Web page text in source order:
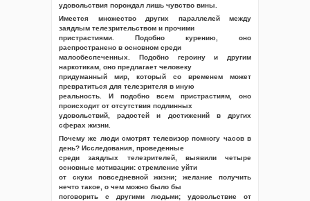
удовольствия порождал лишь чувство вины.
Имеется множество других параллелей между
заядлым телезрительством и прочими
пристрастиями. Подобно курению, оно
распространено в основном среди
малообеспеченных. Подобно героину и другим
наркотикам, оно предлагает человеку
придуманный мир, который со временем может
превратиться для телезрителя в иную
реальность. И подобно всем пристрастиям, оно
происходит от отсутствия подлинных
удовольствий, радостей и достижений в других
сферах жизни.
Почему же люди смотрят телевизор помногу часов в
день? Исследования, проведенные
среди заядлых телезрителей, выявили четыре
основные мотивации: стремление уйти
от скуки повседневной жизни; желание получить
нечто такое, о чем можно было бы
поговорить с другими людьми; удовольствие от